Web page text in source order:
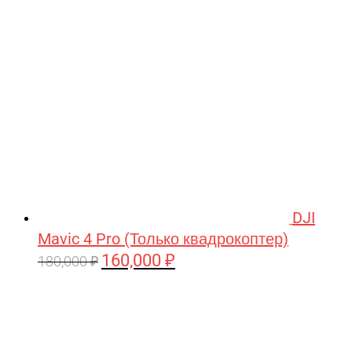
DJI
Mavic 4 Pro (Только квадрокоптер)
180,000₽ Первоначальная
160,000 ₽